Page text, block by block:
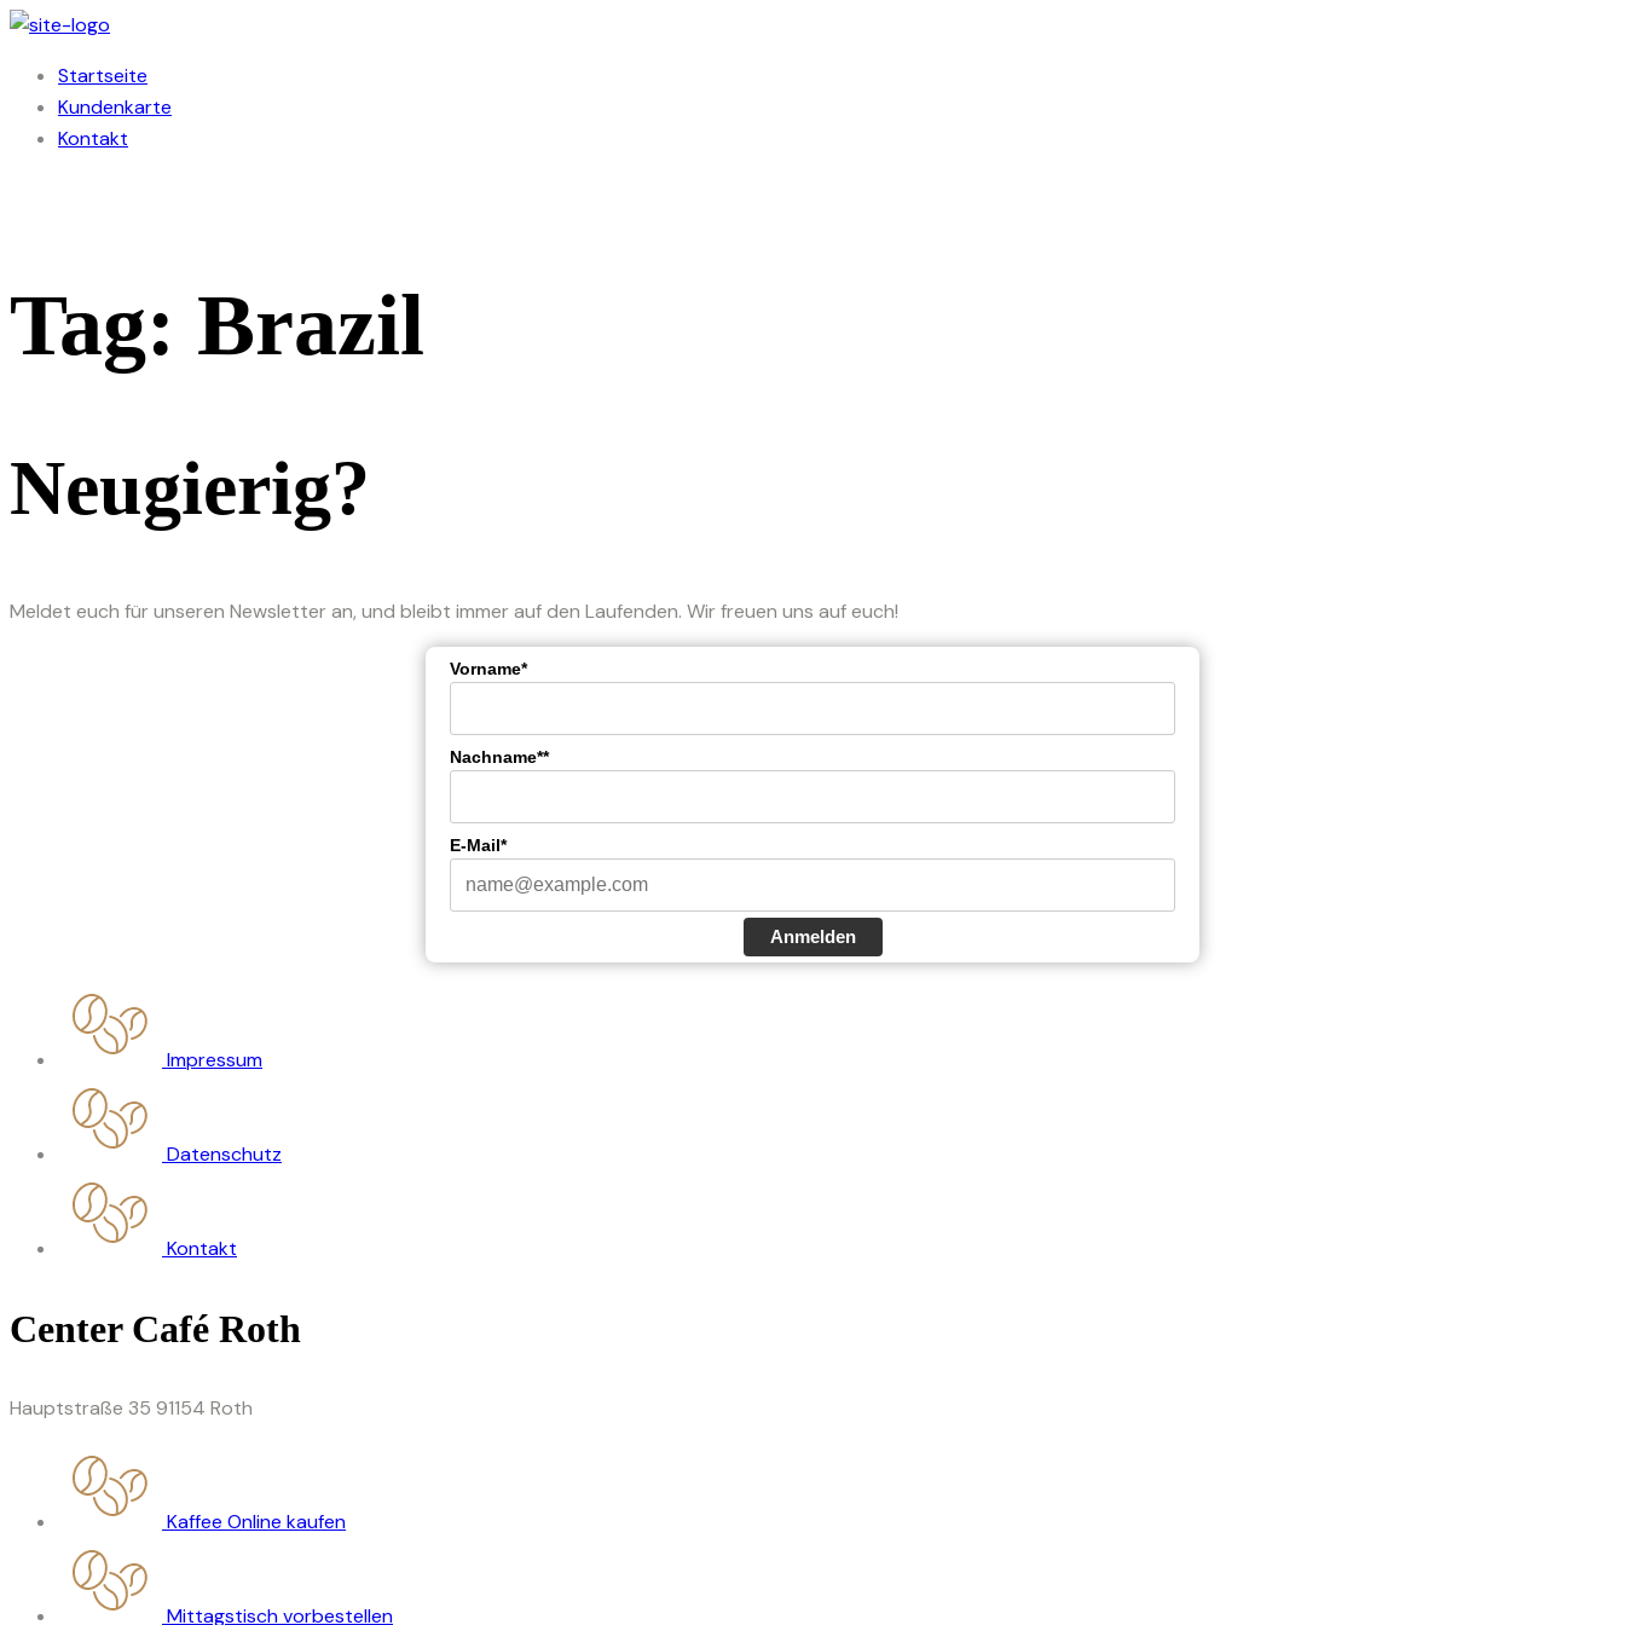
Startseite
Kundenkarte
Kontakt
Tag: Brazil
Neugierig?
Meldet euch für unseren Newsletter an, und bleibt immer auf den Laufenden. Wir freuen uns auf euch!
Vorname*
Nachname**
E-Mail*
Anmelden
Impressum
Datenschutz
Kontakt
Center Café Roth
Hauptstraße 35 91154 Roth
Kaffee Online kaufen
Mittagstisch vorbestellen